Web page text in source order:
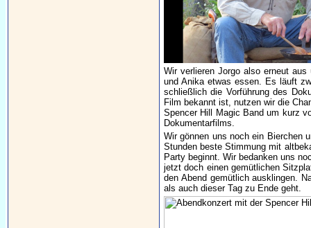
Wir verlieren Jorgo also erneut
und Anika etwas essen. Es läuft
schließlich die Vorführung des
Film bekannt ist, nutzen wir die
Spencer Hill Magic Band um kurz
Dokumentarfilms.
Wir gönnen uns noch ein Bierchen
Stunden beste Stimmung mit
Party beginnt. Wir bedanken uns
jetzt doch einen gemütlichen
den Abend gemütlich ausklingen.
als auch dieser Tag zu Ende geht.